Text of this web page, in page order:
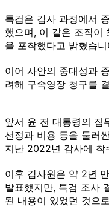
특검은 감사 과정에서
했으며, 이 같은 조작이
을 포착했다고 밝혔습니
이어 사안의 중대성과
려해 구속영장 청구를
앞서 윤 전 대통령의 집
선정과 비용 등을 둘러
지난 2022년 감사에 착
이후 감사원은 약 2년
발표했지만, 특검 조사
된 내용이 있었던 것으